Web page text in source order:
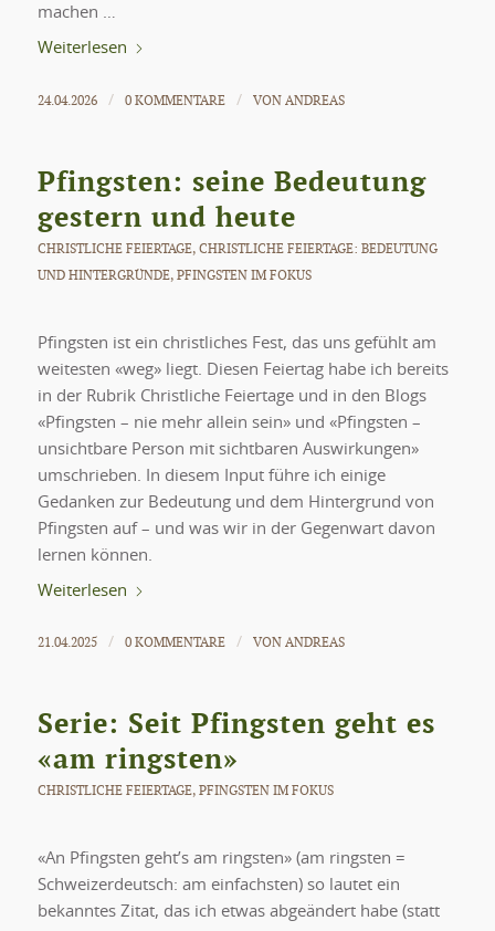
machen …
Weiterlesen
24.04.2026 / 0 KOMMENTARE / VONANDREAS
Pfingsten: seine Bedeutung
gestern und heute
CHRISTLICHE FEIERTAGE, CHRISTLICHE FEIERTAGE: BEDEUTUNG
UND HINTERGRÜNDE, PFINGSTEN IM FOKUS
Pfingsten ist ein christliches Fest, das uns gefühlt am
weitesten «weg» liegt. Diesen Feiertag habe ich bereits
in der Rubrik Christliche Feiertage und in den Blogs
«Pfingsten – nie mehr allein sein» und «Pfingsten –
unsichtbare Person mit sichtbaren Auswirkungen»
umschrieben. In diesem Input führe ich einige
Gedanken zur Bedeutung und dem Hintergrund von
Pfingsten auf – und was wir in der Gegenwart davon
lernen können.
Weiterlesen
21.04.2025 / 0 KOMMENTARE / VONANDREAS
Serie: Seit Pfingsten geht es
«am ringsten»
CHRISTLICHE FEIERTAGE, PFINGSTEN IM FOKUS
«An Pfingsten geht’s am ringsten» (am ringsten =
Schweizerdeutsch: am einfachsten) so lautet ein
bekanntes Zitat, das ich etwas abgeändert habe (statt